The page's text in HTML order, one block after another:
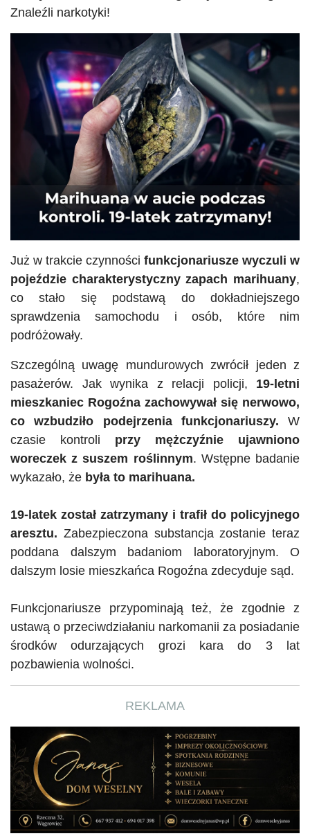
Znaleźli narkotyki!
Już w trakcie czynności funkcjonariusze wyczuli w
pojeździe charakterystyczny zapach marihuany,
co stało się podstawą do dokładniejszego
sprawdzenia samochodu i osób, które nim
podróżowały.
Szczególną uwagę mundurowych zwrócił jeden z
pasażerów. Jak wynika z relacji policji, 19-letni
mieszkaniec Rogoźna zachowywał się nerwowo,
co wzbudziło podejrzenia funkcjonariuszy. W
czasie kontroli przy mężczyźnie ujawniono
woreczek z suszem roślinnym. Wstępne badanie
wykazało, że była to marihuana.
19-latek został zatrzymany i trafił do policyjnego
aresztu. Zabezpieczona substancja zostanie teraz
poddana dalszym badaniom laboratoryjnym. O
dalszym losie mieszkańca Rogoźna zdecyduje sąd.
Funkcjonariusze przypominają też, że zgodnie z
ustawą o przeciwdziałaniu narkomanii za posiadanie
środków odurzających grozi kara do 3 lat
pozbawienia wolności.
REKLAMA